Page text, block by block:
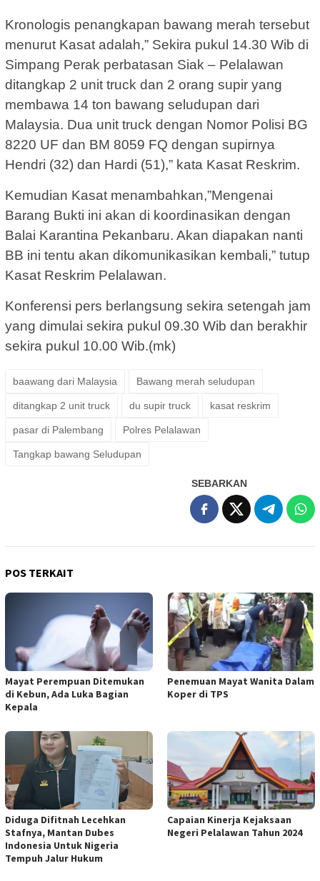
Kronologis penangkapan bawang merah tersebut
menurut Kasat adalah,” Sekira pukul 14.30 Wib di
Simpang Perak perbatasan Siak – Pelalawan
ditangkap 2 unit truck dan 2 orang supir yang
membawa 14 ton bawang seludupan dari
Malaysia. Dua unit truck dengan Nomor Polisi BG
8220 UF dan BM 8059 FQ dengan supirnya
Hendri (32) dan Hardi (51),” kata Kasat Reskrim.
Kemudian Kasat menambahkan,”Mengenai
Barang Bukti ini akan di koordinasikan dengan
Balai Karantina Pekanbaru. Akan diapakan nanti
BB ini tentu akan dikomunikasikan kembali,” tutup
Kasat Reskrim Pelalawan.
Konferensi pers berlangsung sekira setengah jam
yang dimulai sekira pukul 09.30 Wib dan berakhir
sekira pukul 10.00 Wib.(mk)
baawang dari Malaysia Bawang merah seludupan
ditangkap 2 unit truck du supir truck kasat reskrim
pasar di Palembang Polres Pelalawan
Tangkap bawang Seludupan
SEBARKAN
POS TERKAIT
Mayat Perempuan Ditemukan
di Kebun, Ada Luka Bagian
Kepala
Penemuan Mayat Wanita Dalam
Koper di TPS
Diduga Difitnah Lecehkan
Stafnya, Mantan Dubes
Indonesia Untuk Nigeria
Tempuh Jalur Hukum
Capaian Kinerja Kejaksaan
Negeri Pelalawan Tahun 2024